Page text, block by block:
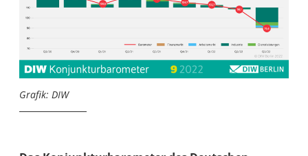
Grafik: DIW